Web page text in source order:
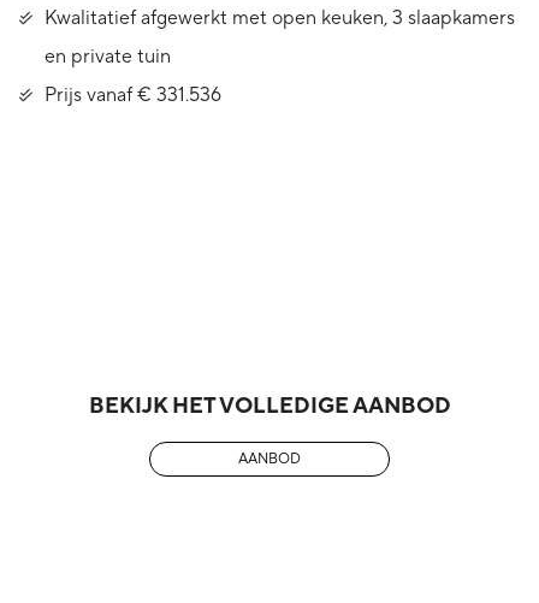
Kwalitatief afgewerkt met open keuken, 3 slaapkamers
en private tuin
Prijs vanaf € 331.536
BEKIJK HET VOLLEDIGE AANBOD
AANBOD